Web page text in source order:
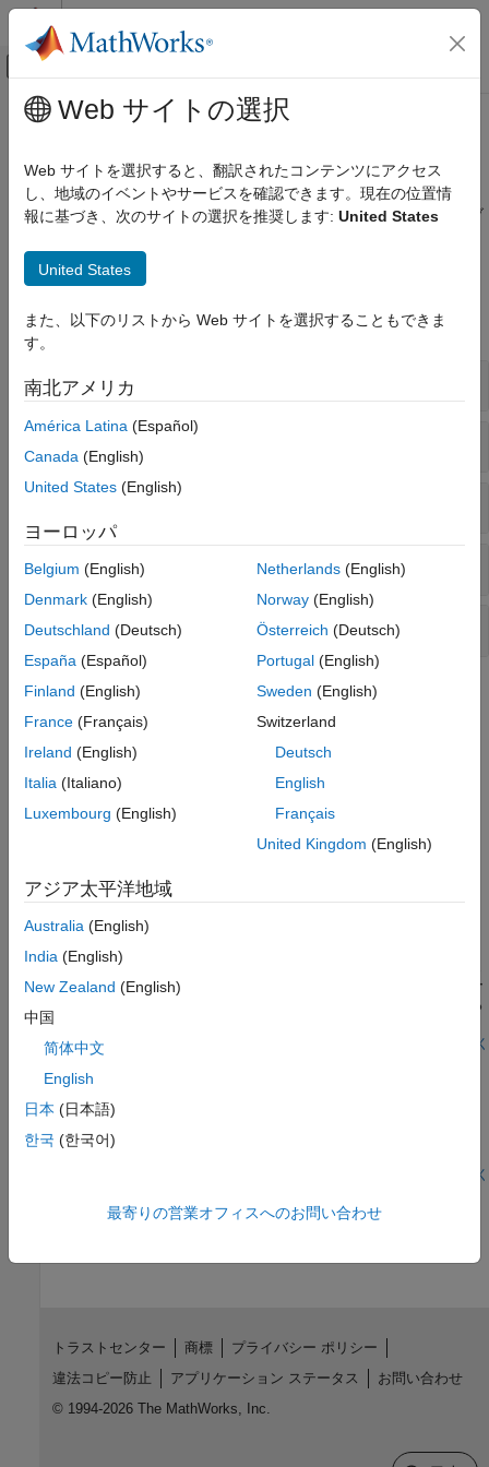
コンテンツへスキップ
オフキャンバス ナビゲーション メ
ドキュメンテーションのホーム
Simscape Fluids
Gas ライブラリ
カテゴリ
アクチュエータ
ターボ機械
バルブとオリフィス
メインコンテンツ
バルブとオリフィス
流体の流量制御の可変局所的制限
以下のブロックを使用して、気体ドメインのオリフィスとバルブ
Simscape ブロック
すべて展開する
オリフィス
方向制御バルブ
流量制御オリフィス
圧力制御バルブ
バルブ アクチュエータと力
トピック
Modeling Directional Valves in Simscape Fluids
Selecting and parameterizing directional control valves in
Simscape™ Fluids™
Building a Custom Valve
Model a custom valve with orifice blocks.
注目の例
真空ブースター
この例では、真空ブースターをモデル化、パラメーター化、およ
びテストする方法を示します。このモデルは、ブレーキ真空ブー
スターに加えられる力と生成される力の間のプロットを生成する
ために使用されます。
モデルを開く
pressure storage tanks at 200 bar at the station. A 3-stage
intercooled compressor maintains the necessary pressure in a
tanks at 650 bar, and low-pressure tanks at 450 bar. To avoid
モデルを開く
Web サイトの選択
Web サイトを選択すると、翻訳されたコンテンツにアクセス
し、地域のイベントやサービスを確認できます。現在の位置情
報に基づき、次のサイトの選択を推奨します: United States
United States
また、以下のリストから Web サイトを選択することもできま
す。
南北アメリカ
América Latina (Español)
Canada (English)
United States (English)
ヨーロッパ
Belgium (English)
Denmark (English)
Deutschland (Deutsch)
España (Español)
Finland (English)
France (Français)
Ireland (English)
Italia (Italiano)
Luxembourg (English)
Netherlands(English)
Norway(English)
Österreich (Deutsch)
Portugal(English)
Sweden (English)
Switzerland
Deutsch
English
Français
United Kingdom (English)
アジア太平洋地域
Australia (English)
India (English)
New Zealand (English)
中国
简体中文
English
日本 (日本語)
한국 (한국어)
最寄りの営業オフィスへのお問い合わせ
トラストセンター 商標
プライバシー ポリシー
違法コピー防止
アプリケーション ステータス
お問い合わせ
© 1994-2026 The MathWorks, Inc.